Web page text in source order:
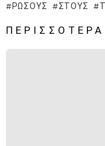
ΡΏΣΟΥΣ
ΣΤΟΥΣ